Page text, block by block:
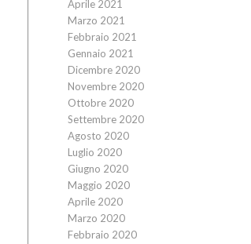
Aprile 2021
Marzo 2021
Febbraio 2021
Gennaio 2021
Dicembre 2020
Novembre 2020
Ottobre 2020
Settembre 2020
Agosto 2020
Luglio 2020
Giugno 2020
Maggio 2020
Aprile 2020
Marzo 2020
Febbraio 2020